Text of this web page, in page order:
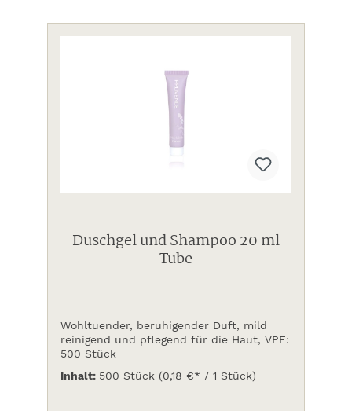
Duschgel und Shampoo 20 ml
Tube
Wohltuender, beruhigender Duft, mild
reinigend und pflegend für die Haut, VPE:
500 Stück
Inhalt: 500 Stück (0,18 €* / 1 Stück)